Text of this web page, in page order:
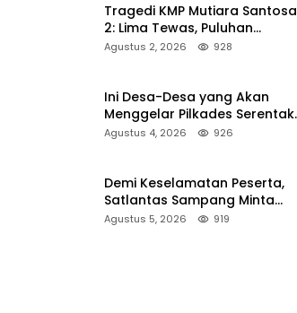
Tragedi KMP Mutiara Santosa
2: Lima Tewas, Puluhan
Penumpang Masih Dalam
Agustus 2, 2026 928
Ini Desa-Desa yang Akan
Menggelar Pilkades Serentak
2027 di Kabupaten Sumenep
Agustus 4, 2026 926
Demi Keselamatan Peserta,
Satlantas Sampang Minta
Latihan Gerak Jalan Pindah ke
Agustus 5, 2026 919